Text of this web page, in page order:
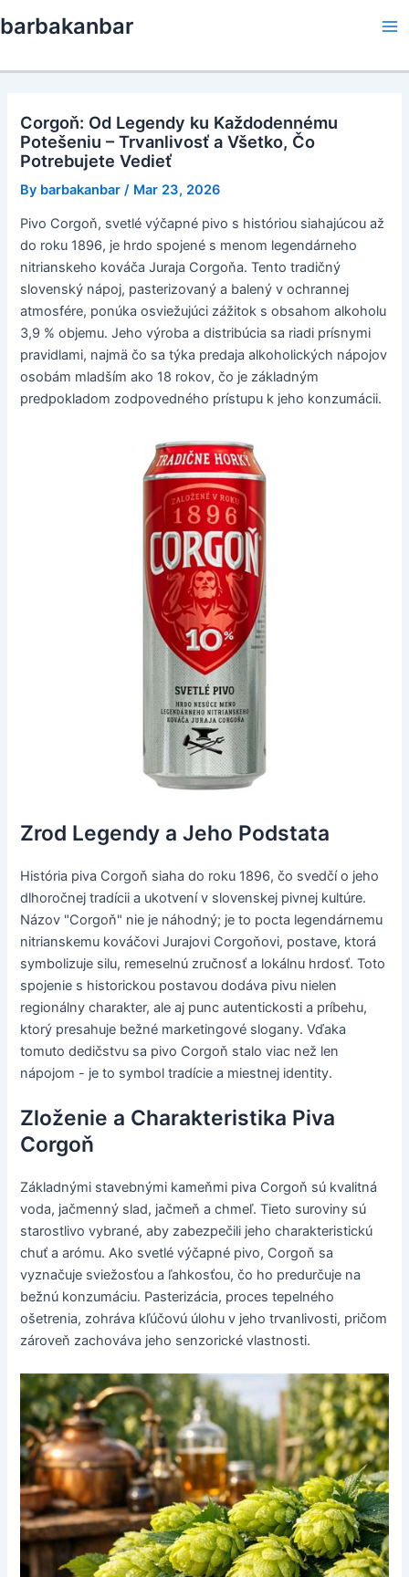
to
barbakanbar
Corgoň: Od Legendy ku Každodennému
Potešeniu – Trvanlivosť a Všetko, Čo
Potrebujete Vedieť
By barbakanbar / Mar 23, 2026
Pivo Corgoň, svetlé výčapné pivo s históriou siahajúcou až
do roku 1896, je hrdo spojené s menom legendárneho
nitrianskeho kováča Juraja Corgoňa. Tento tradičný
slovenský nápoj, pasterizovaný a balený v ochrannej
atmosfére, ponúka osviežujúci zážitok s obsahom alkoholu
3,9 % objemu. Jeho výroba a distribúcia sa riadi prísnymi
pravidlami, najmä čo sa týka predaja alkoholických nápojov
osobám mladším ako 18 rokov, čo je základným
predpokladom zodpovedného prístupu k jeho konzumácii.
Zrod Legendy a Jeho Podstata
História piva Corgoň siaha do roku 1896, čo svedčí o jeho
dlhoročnej tradícii a ukotvení v slovenskej pivnej kultúre.
Názov "Corgoň" nie je náhodný; je to pocta legendárnemu
nitrianskemu kováčovi Jurajovi Corgoňovi, postave, ktorá
symbolizuje silu, remeselnú zručnosť a lokálnu hrdosť. Toto
spojenie s historickou postavou dodáva pivu nielen
regionálny charakter, ale aj punc autentickosti a príbehu,
ktorý presahuje bežné marketingové slogany. Vďaka
tomuto dedičstvu sa pivo Corgoň stalo viac než len
nápojom - je to symbol tradície a miestnej identity.
Zloženie a Charakteristika Piva
Corgoň
Základnými stavebnými kameňmi piva Corgoň sú kvalitná
voda, jačmenný slad, jačmeň a chmeľ. Tieto suroviny sú
starostlivo vybrané, aby zabezpečili jeho charakteristickú
chuť a arómu. Ako svetlé výčapné pivo, Corgoň sa
vyznačuje sviežosťou a ľahkosťou, čo ho predurčuje na
bežnú konzumáciu. Pasterizácia, proces tepelného
ošetrenia, zohráva kľúčovú úlohu v jeho trvanlivosti, pričom
zároveň zachováva jeho senzorické vlastnosti.